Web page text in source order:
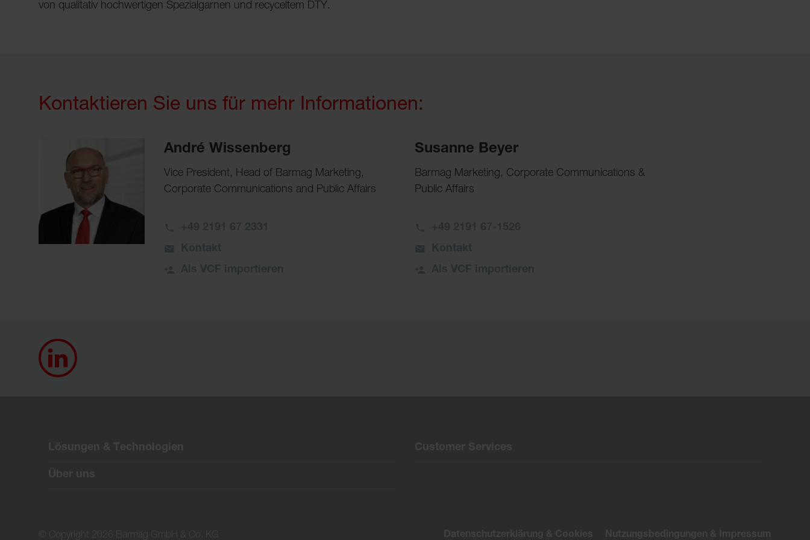
von qualitativ hochwertigen Spezialgarnen und recyceltem DTY.
Kontaktieren Sie uns für mehr Informationen:
André Wissenberg
Vice President, Head of Barmag Marketing,
Corporate Communications and Public Affairs
Susanne Beyer
Barmag Marketing, Corporate Communications &
Public Affairs